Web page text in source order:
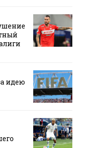
идею